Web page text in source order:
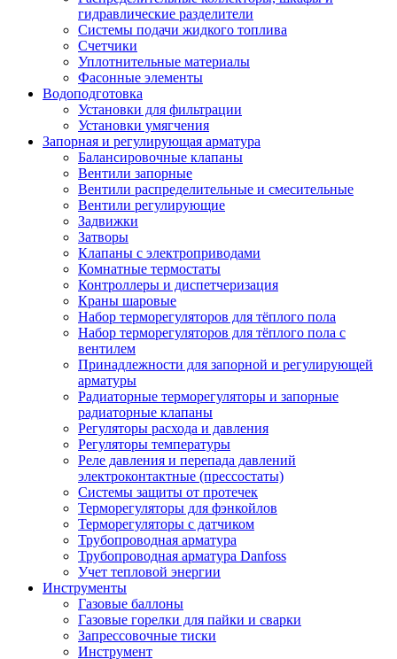
гидравлические разделители
Системы подачи жидкого топлива
Счетчики
Уплотнительные материалы
Фасонные элементы
Водоподготовка
Установки для фильтрации
Установки умягчения
Запорная и регулирующая арматура
Балансировочные клапаны
Вентили запорные
Вентили распределительные и смесительные
Вентили регулирующие
Задвижки
Затворы
Клапаны с электроприводами
Комнатные термостаты
Контроллеры и диспетчеризация
Краны шаровые
Набор терморегуляторов для тёплого пола
Набор терморегуляторов для тёплого пола с
вентилем
Принадлежности для запорной и регулирующей
арматуры
Радиаторные терморегуляторы и запорные
радиаторные клапаны
Регуляторы расхода и давления
Регуляторы температуры
Реле давления и перепада давлений
электроконтактные (прессостаты)
Системы защиты от протечек
Терморегуляторы для фэнкойлов
Терморегуляторы с датчиком
Трубопроводная арматура
Трубопроводная арматура Danfoss
Учет тепловой энергии
Инструменты
Газовые баллоны
Газовые горелки для пайки и сварки
Запрессовочные тиски
Инструмент